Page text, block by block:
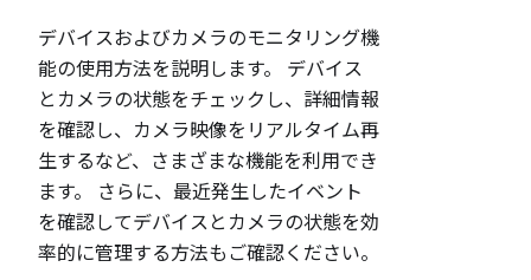
デバイスおよびカメラのモニタリング機
能の使用方法を説明します。 デバイス
とカメラの状態をチェックし、詳細情報
を確認し、カメラ映像をリアルタイム再
生するなど、さまざまな機能を利用でき
ます。 さらに、最近発生したイベント
を確認してデバイスとカメラの状態を効
率的に管理する方法もご確認ください。